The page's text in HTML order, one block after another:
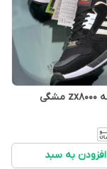
کتونی مردانه zx8000 مشگی
افزودن به سبد